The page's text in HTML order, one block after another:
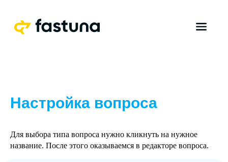
Настройка вопроса
Для выбора типа вопроса нужно кликнуть на нужное
название. После этого оказываемся в редакторе вопроса.